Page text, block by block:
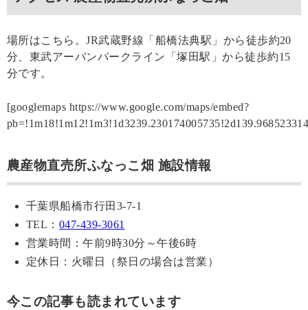
場所はこちら。JR武蔵野線「船橋法典駅」から徒歩約20
分、東武アーバンパークライン「塚田駅」から徒歩約15
分です。
[googlemaps https://www.google.com/maps/embed?
農産物直売所ふなっこ畑 施設情報
千葉県船橋市行田3-7-1
TEL： 047-439-3061
営業時間：午前9時30分～午後6時
定休日：火曜日（祭日の場合は営業）
今この記事も読まれています